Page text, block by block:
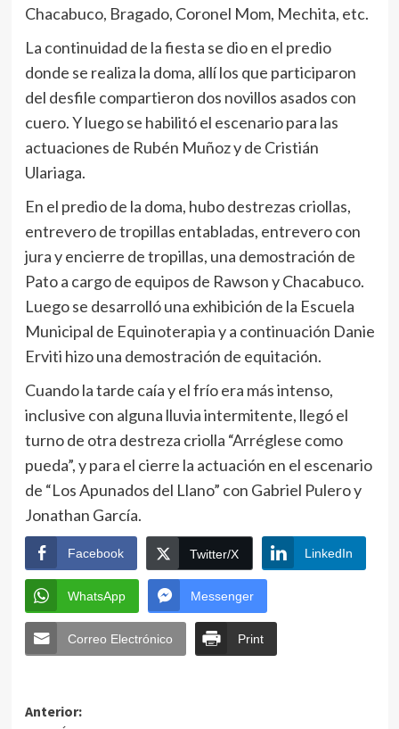
Chacabuco, Bragado, Coronel Mom, Mechita, etc.
La continuidad de la fiesta se dio en el predio
donde se realiza la doma, allí los que participaron
del desfile compartieron dos novillos asados con
cuero. Y luego se habilitó el escenario para las
actuaciones de Rubén Muñoz y de Cristián
Ulariaga.
En el predio de la doma, hubo destrezas criollas,
entrevero de tropillas entabladas, entrevero con
jura y encierre de tropillas, una demostración de
Pato a cargo de equipos de Rawson y Chacabuco.
Luego se desarrolló una exhibición de la Escuela
Municipal de Equinoterapia y a continuación Danie
Erviti hizo una demostración de equitación.
Cuando la tarde caía y el frío era más intenso,
inclusive con alguna lluvia intermitente, llegó el
turno de otra destreza criolla “Arréglese como
pueda”, y para el cierre la actuación en el escenario
de “Los Apunados del Llano” con Gabriel Pulero y
Jonathan García.
Facebook Twitter/X LinkedIn
WhatsApp Messenger
Correo Electrónico Print
Anterior: